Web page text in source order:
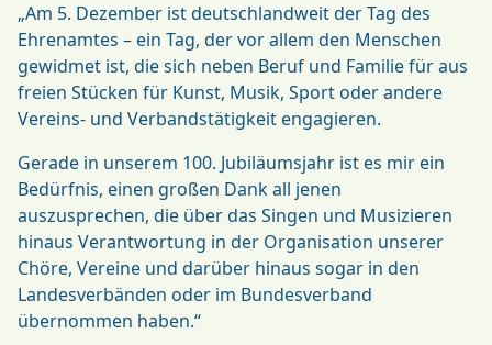
„Am 5. Dezember ist deutschlandweit der Tag des
Ehrenamtes – ein Tag, der vor allem den Menschen
gewidmet ist, die sich neben Beruf und Familie für aus
freien Stücken für Kunst, Musik, Sport oder andere
Vereins- und Verbandstätigkeit engagieren.
Gerade in unserem 100. Jubiläumsjahr ist es mir ein
Bedürfnis, einen großen Dank all jenen
auszusprechen, die über das Singen und Musizieren
hinaus Verantwortung in der Organisation unserer
Chöre, Vereine und darüber hinaus sogar in den
Landesverbänden oder im Bundesverband
übernommen haben.“